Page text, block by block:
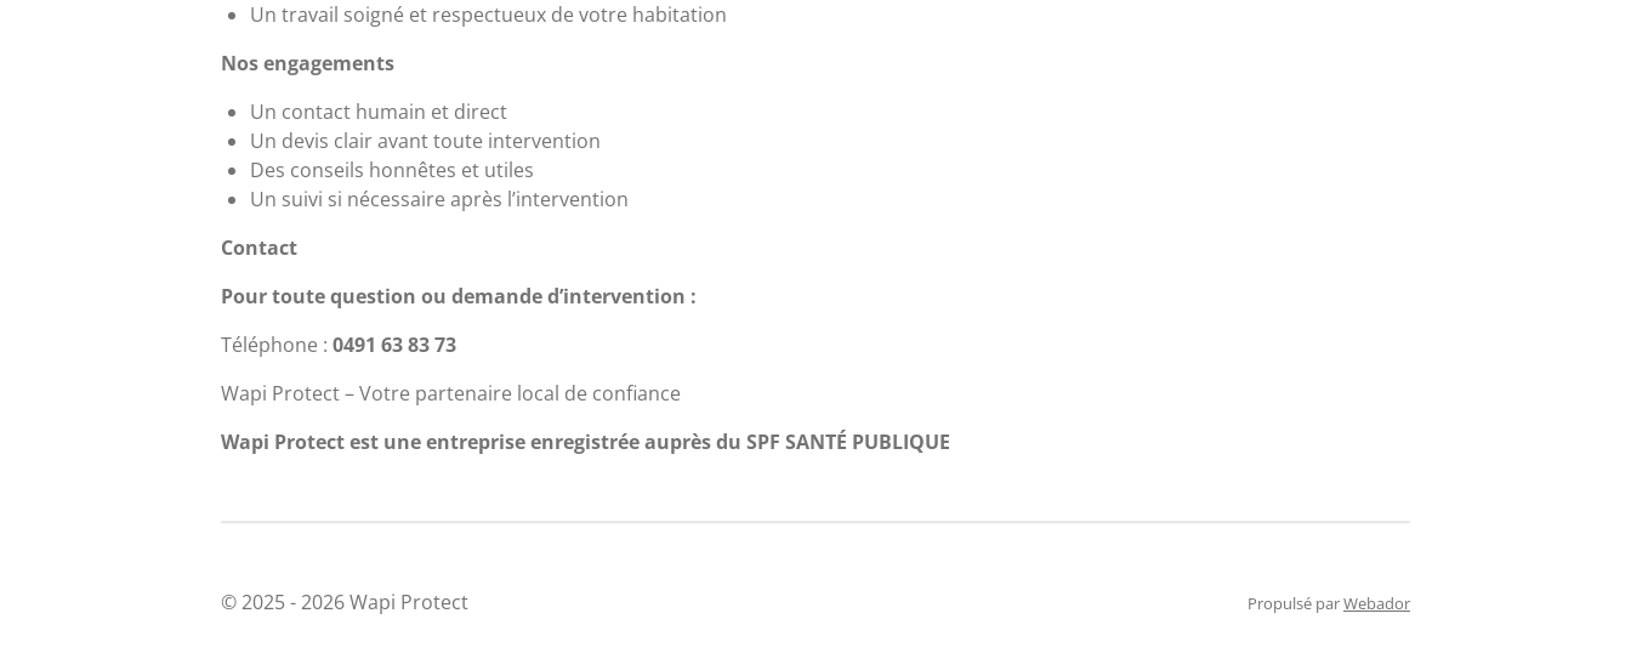
Un travail soigné et respectueux de votre habitation
Nos engagements
Un contact humain et direct
Un devis clair avant toute intervention
Des conseils honnêtes et utiles
Un suivi si nécessaire après l’intervention
Contact
Pour toute question ou demande d’intervention :
Téléphone : 0491 63 83 73
Wapi Protect – Votre partenaire local de confiance
Wapi Protect est une entreprise enregistrée auprès du SPF SANTÉ PUBLIQUE
© 2025 - 2026 Wapi Protect Propulsé parWebador